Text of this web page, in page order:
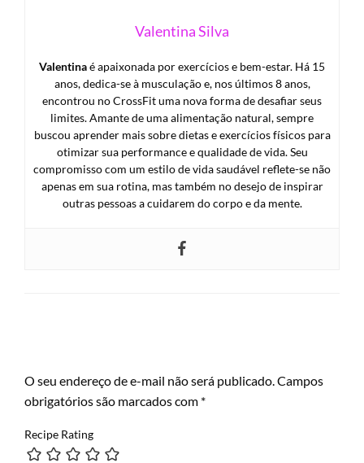
Valentina Silva
Valentinaé apaixonada por exercícios e bem-estar. Há 15
anos, dedica-se à musculação e, nos últimos 8 anos,
encontrou no CrossFit uma nova forma de desafiar seus
limites. Amante de uma alimentação natural, sempre
buscou aprender mais sobre dietas e exercícios físicos para
otimizar sua performance e qualidade de vida. Seu
compromisso com um estilo de vida saudável reflete-se não
apenas em sua rotina, mas também no desejo de inspirar
outras pessoas a cuidarem do corpo e da mente.
O seu endereço de e-mail não será publicado.Campos
obrigatórios são marcados com *
Recipe Rating